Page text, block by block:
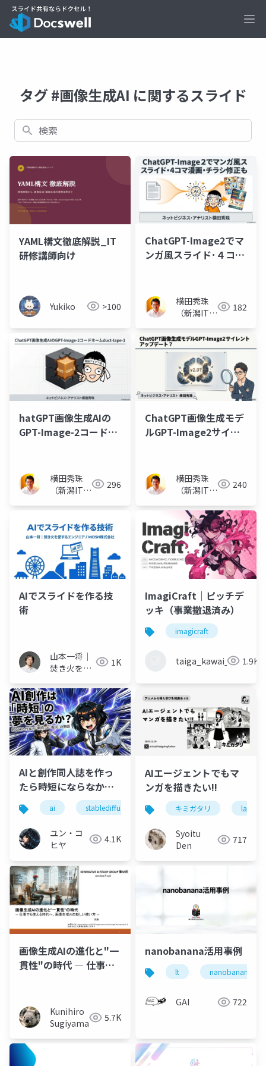
タグ #画像生成AI に関するスライド
検索
YAML構文徹底解説_IT
研修講師向け
Yukiko >100
ChatGPT-Image2でマ
ンガ風スライド･４コマ
横田秀珠
（新潟ITコ
ト）
182
hatGPT画像生成AIの
GPT-Image-2コードネ
横田秀珠
（新潟ITコ
296
ChatGPT画像生成モデ
ルGPT-Image2サイレ
横田秀珠
（新潟ITコ
ト）
240
AIでスライドを作る技
術
山本一将｜
焚き火を愛
ニア
1K
ImagiCraft｜ピッチデ
ッキ（事業撤退済み）
imagicraft
taiga_kawai_10281.9K
AIと創作同人誌を作っ
たら時短にならなかっ
た話
ai stablediffusion notebooklm llm
ユン・コ
ヒヤ
4.1K
AIエージェントでもマ
ンガを描きたい!!
キミガタリ
Syoitu
Den
717
画像生成AIの進化と"一
貫性"の時代 ― 仕事で
― 【産総研
AITeC「Generative AI
Study Group第58
回」】
Kunihiro
Sugiyama
5.7K
nanobanana活用事例
lt nanobanana
GAI 722